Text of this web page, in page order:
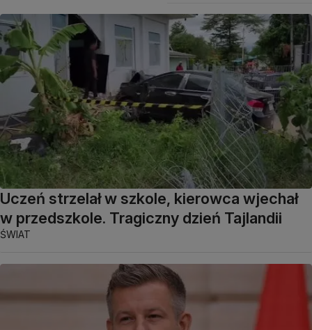
Uczeń strzelał w szkole, kierowca wjechał
w przedszkole. Tragiczny dzień Tajlandii
ŚWIAT